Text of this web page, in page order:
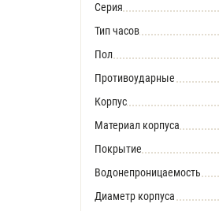
Серия
Тип часов
Пол
Противоударные
Корпус
Материал корпуса
Покрытие
Водонепроницаемость
Диаметр корпуса